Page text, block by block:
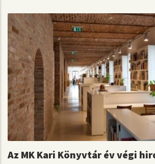
Az MK Kari Könyvtár év végi